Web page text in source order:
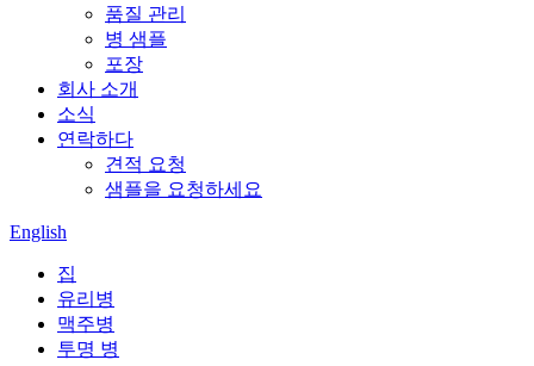
품질 관리
병 샘플
포장
회사 소개
소식
연락하다
견적 요청
샘플을 요청하세요
English
집
유리병
맥주병
투명 병